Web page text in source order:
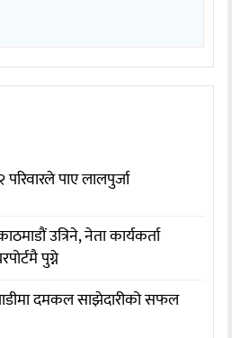
पाए लालपुर्जा
उत्रिने, नेता कार्यकर्ता
पुग्ने
दमकल साझेदारीको सफल